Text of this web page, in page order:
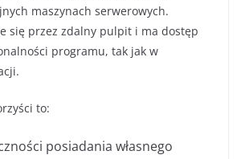
maszynach serwerowych.
się przez zdalny pulpit i ma dostęp
programu, tak jak w
to:
posiadania własnego